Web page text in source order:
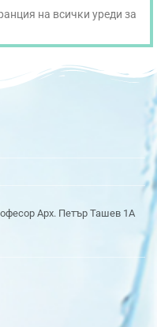
на всички уреди за
Арх. Петър Ташев 1А